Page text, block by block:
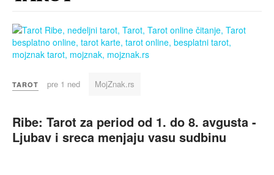
TAROT pre 1 ned MojZnak.rs
Ribe: Tarot za period od 1. do 8. avgusta -
Ljubav i sreca menjaju vasu sudbinu